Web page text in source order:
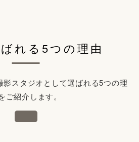
れる5つの理由
影スタジオとして選ばれる5つの理
ご紹介します。